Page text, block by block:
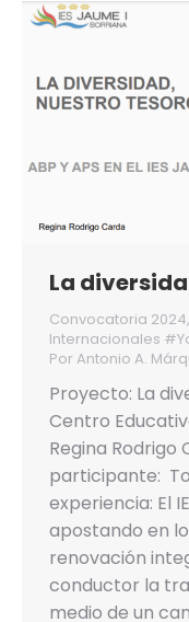
La
Convocatoria 2024,
Internacionales
Por Antonio A.
Proyecto: La
Centro
Regina Rodrigo
participante:
experiencia: El
apostando en
renovación
conductor la
medio de un